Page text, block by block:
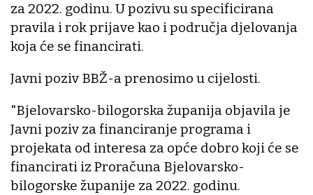
za 2022. godinu. U pozivu su specificirana
pravila i rok prijave kao i područja djelovanja
koja će se financirati.
Javni poziv BBŽ-a prenosimo u cijelosti.
"Bjelovarsko-bilogorska županija objavila je
Javni poziv za financiranje programa i
projekata od interesa za opće dobro koji će se
financirati iz Proračuna Bjelovarsko-
bilogorske županije za 2022. godinu.